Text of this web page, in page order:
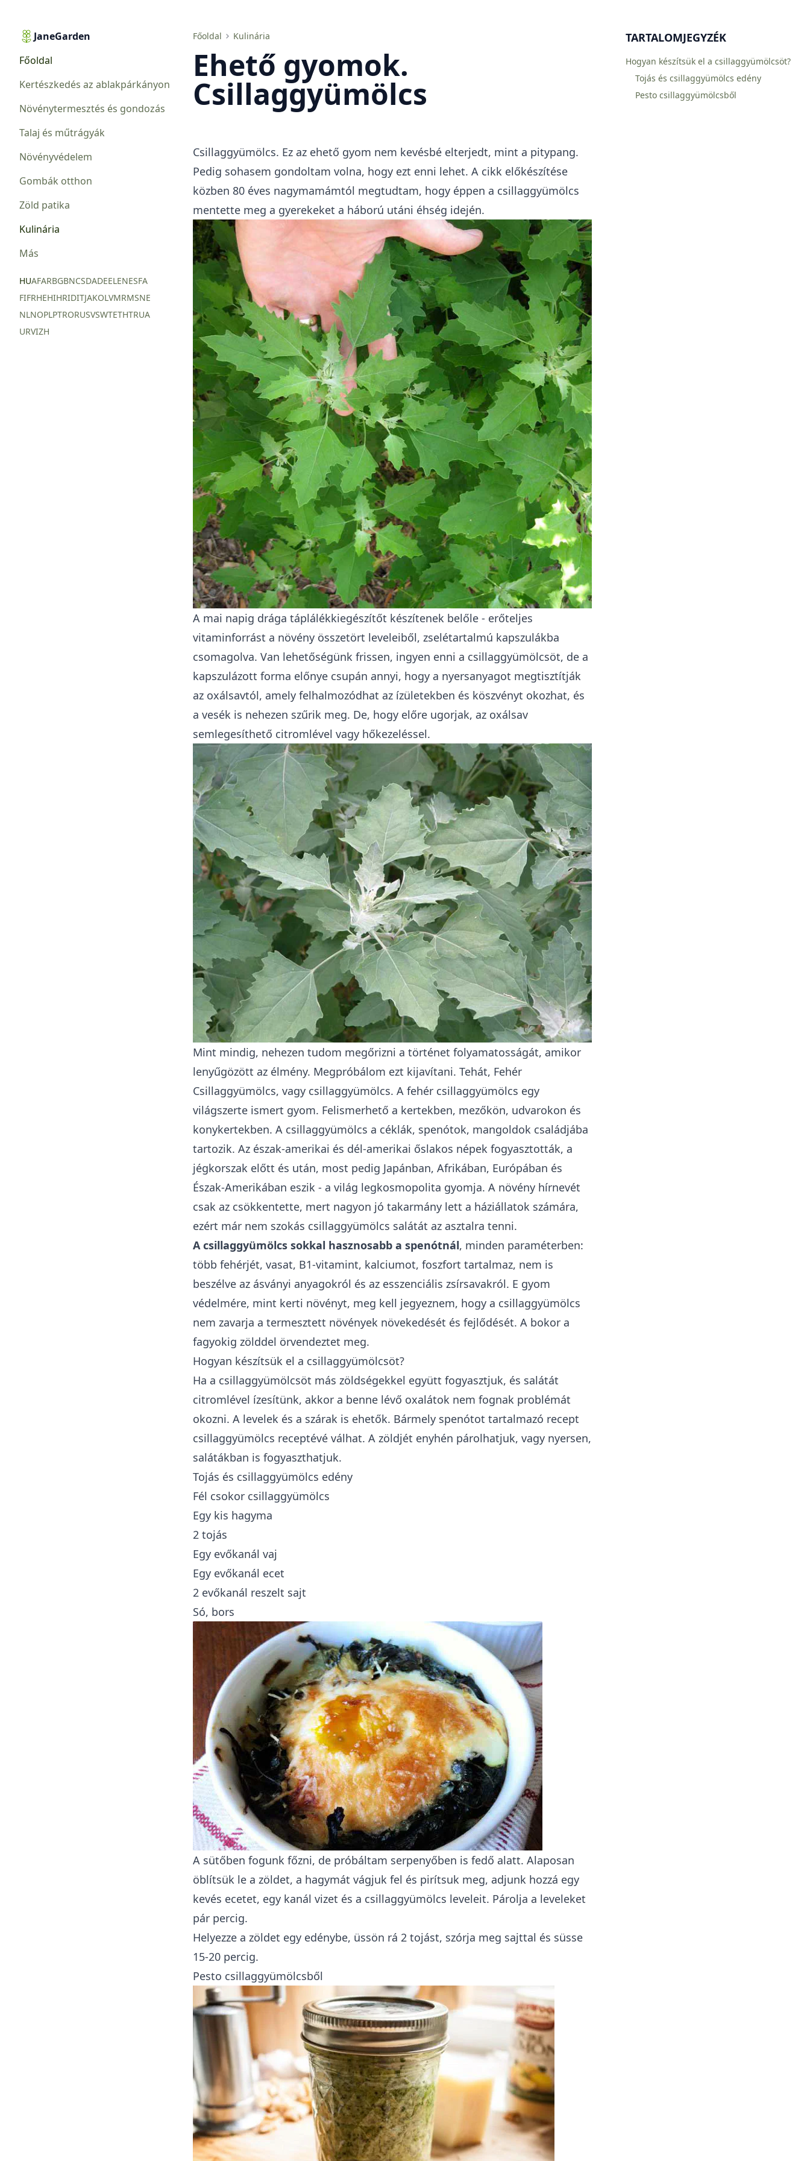
JaneGarden
Főoldal
Kertészkedés az ablakpárkányon
Növénytermesztés és gondozás
Talaj és műtrágyák
Növényvédelem
Gombák otthon
Zöld patika
Kulinária
Más
HUAFARBGBNCSDADEELENESFA
FIFRHEHIHRIDITJAKOLVMRMSNE
NLNOPLPTRORUSVSWTETHTRUA
URVIZH
Főoldal Kulinária
Ehető gyomok. Csillaggyümölcs
Ehető gyomok.
Csillaggyümölcs
Csillaggyümölcs. Ez az ehető gyom nem kevésbé elterjedt, mint a pitypang.
Pedig sohasem gondoltam volna, hogy ezt enni lehet. A cikk előkészítése
közben 80 éves nagymamámtól megtudtam, hogy éppen a csillaggyümölcs
mentette meg a gyerekeket a háború utáni éhség idején.
A mai napig drága táplálékkiegészítőt készítenek belőle - erőteljes
vitaminforrást a növény összetört leveleiből, zselétartalmú kapszulákba
csomagolva. Van lehetőségünk frissen, ingyen enni a csillaggyümölcsöt, de a
kapszulázott forma előnye csupán annyi, hogy a nyersanyagot megtisztítják
az oxálsavtól, amely felhalmozódhat az ízületekben és köszvényt okozhat, és
a vesék is nehezen szűrik meg. De, hogy előre ugorjak, az oxálsav
semlegesíthető citromlével vagy hőkezeléssel.
Mint mindig, nehezen tudom megőrizni a történet folyamatosságát, amikor
lenyűgözött az élmény. Megpróbálom ezt kijavítani. Tehát, Fehér
Csillaggyümölcs, vagy csillaggyümölcs. A fehér csillaggyümölcs egy
világszerte ismert gyom. Felismerhető a kertekben, mezőkön, udvarokon és
konykertekben. A csillaggyümölcs a céklák, spenótok, mangoldok családjába
tartozik. Az észak-amerikai és dél-amerikai őslakos népek fogyasztották, a
jégkorszak előtt és után, most pedig Japánban, Afrikában, Európában és
Észak-Amerikában eszik - a világ legkosmopolita gyomja. A növény hírnevét
csak az csökkentette, mert nagyon jó takarmány lett a háziállatok számára,
ezért már nem szokás csillaggyümölcs salátát az asztalra tenni.
A csillaggyümölcs sokkal hasznosabb a spenótnál, minden paraméterben:
több fehérjét, vasat, B1-vitamint, kalciumot, foszfort tartalmaz, nem is
beszélve az ásványi anyagokról és az esszenciális zsírsavakról. E gyom
védelmére, mint kerti növényt, meg kell jegyeznem, hogy a csillaggyümölcs
nem zavarja a termesztett növények növekedését és fejlődését. A bokor a
fagyokig zölddel örvendeztet meg.
Hogyan készítsük el a csillaggyümölcsöt?
Ha a csillaggyümölcsöt más zöldségekkel együtt fogyasztjuk, és salátát
citromlével ízesítünk, akkor a benne lévő oxalátok nem fognak problémát
okozni. A levelek és a szárak is ehetők. Bármely spenótot tartalmazó recept
csillaggyümölcs receptévé válhat. A zöldjét enyhén párolhatjuk, vagy nyersen,
salátákban is fogyaszthatjuk.
Tojás és csillaggyümölcs edény
Fél csokor csillaggyümölcs
Egy kis hagyma
2 tojás
Egy evőkanál vaj
Egy evőkanál ecet
2 evőkanál reszelt sajt
Só, bors
A sütőben fogunk főzni, de próbáltam serpenyőben is fedő alatt. Alaposan
öblítsük le a zöldet, a hagymát vágjuk fel és pirítsuk meg, adjunk hozzá egy
kevés ecetet, egy kanál vizet és a csillaggyümölcs leveleit. Párolja a leveleket
pár percig.
Helyezze a zöldet egy edénybe, üssön rá 2 tojást, szórja meg sajttal és süsse
15-20 percig.
Pesto csillaggyümölcsből
TARTALOMJEGYZÉK
Hogyan készítsük el a csillaggyümölcsöt?
Tojás és csillaggyümölcs edény
Pesto csillaggyümölcsből